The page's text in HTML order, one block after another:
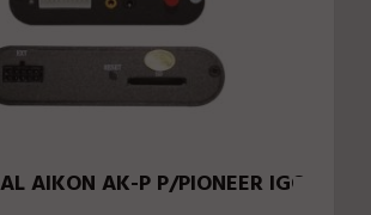
AIKON AK-P P/PIONEER IGO